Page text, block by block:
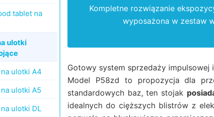
tablet na
ulotki
ulotki A4
ulotki A5
ulotki DL
Kompletne rozwiązanie
wyposażona w zestaw
Gotowy system sprzedaży impulsowej
Model P58zd to propozycja dla
standardowych baz, ten stojak
idealnych do cięższych blistrów z